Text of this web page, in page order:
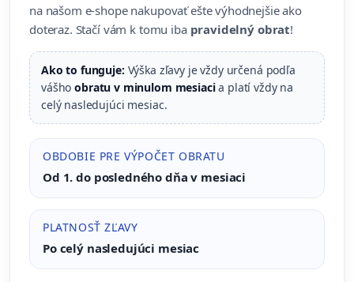
na našom e-shope nakupovať ešte výhodnejšie ako
doteraz. Stačí vám k tomu iba pravidelný obrat!
Ako to funguje: Výška zľavy je vždy určená podľa
vášhoobratu v minulom mesiacia platí vždy na
celý nasledujúci mesiac.
OBDOBIE PRE VÝPOČET OBRATU
Od 1. do posledného dňa v mesiaci
PLATNOSŤ ZĽAVY
Po celý nasledujúci mesiac